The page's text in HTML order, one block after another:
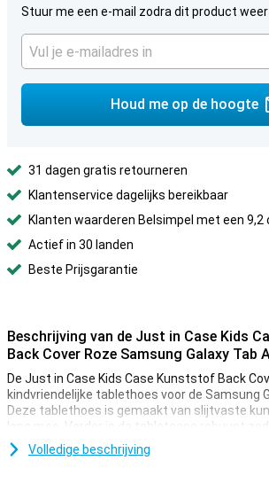
Stuur me een e-mail zodra dit product
Houd me op de hoogte
31 dagen gratis retourneren
Klantenservice dagelijks bereikbaar
Klanten waarderen Belsimpel met een 9,2
Actief in 30 landen
Beste Prijsgarantie
Beschrijving van de Just in Case Kids
Back Cover Roze Samsung Galaxy Tab
De Just in Case Kids Case Kunststof Back
kindvriendelijke tablethoes voor de Samsung
Deze tablethoes is gemaakt van slijtvaste
lang mee. Verder is de tabletcase robuust
beschermt tegen vallen, stoten en krassen.
Volledige beschrijving